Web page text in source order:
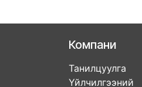
Компани
Танилцуулга
Үйлчилгээний